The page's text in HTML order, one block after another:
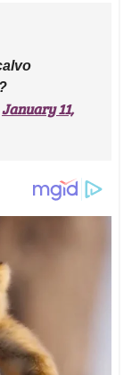
January 11,